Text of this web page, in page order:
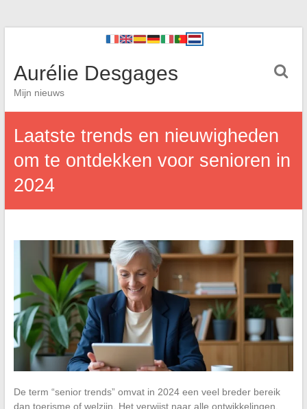
Aurélie Desgages
Mijn nieuws
Laatste trends en nieuwigheden
om te ontdekken voor senioren in
2024
De term “senior trends” omvat in 2024 een veel breder bereik
dan toerisme of welzijn. Het verwijst naar alle ontwikkelingen,